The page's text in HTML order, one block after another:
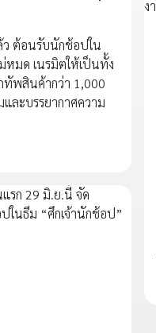
ต้อนรับนักช้อปใน
หมด เนรมิตให้เป็นทั้ง
ทัพสินค้ากว่า 1,000
ละบรรยากาศความ